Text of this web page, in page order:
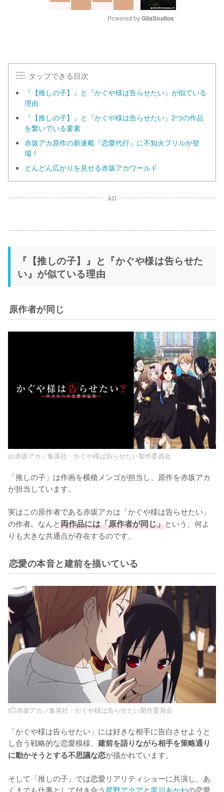
Powered by GliaStudios
タップできる目次
『【推しの子】』と『かぐや様は告らせたい』が似ている
理由
『【推しの子】』と『かぐや様は告らせたい』2つの作品
を繋いでいる要素
赤坂アカ原作の新連載『恋愛代行』に不知火フリルが登
場！
どんどん広がりを見せる赤坂アカワールド
AD
『【推しの子】』と『かぐや様は告らせた
い』が似ている理由
原作者が同じ
(c)赤坂アカ／集英社・かぐや様は告らせたい製作委員会
「推しの子」は作画を横槍メンゴが担当し、原作を赤坂アカ
が担当しています。
実はこの原作者である赤坂アカは「かぐや様は告らせたい」
の作者。なんと両作品には「原作者が同じ」という、何よ
りも大きな共通点が存在するのです。
恋愛の本音と建前を描いている
(C)赤坂アカ／集英社・かぐや様は告らせたい製作委員会
「かぐや様は告らせたい」には好きな相手に告白させようと
し合う戦略的な恋愛模様、 建前を語りながら相手を策略通り
に動かそうとする不思議な恋が描かれています。
そして「推しの子」では恋愛リアリティショーに共演し、あ
くまでも仕事として付き合う星野アクアと黒川あかねの恋愛